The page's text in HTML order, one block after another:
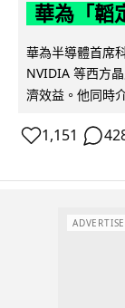
華為「韜
華為半導體首席
NVIDIA 等西方
濟效益。他同時
1,151